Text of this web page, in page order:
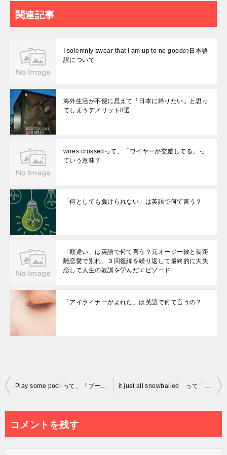
関連記事
I solemnly swear that i am up to no goodの日本語
訳について
海外生活が不便に思えて「日本に帰りたい」と思っ
てしまうデメリット8選
wires crossedって、「ワイヤーが交差してる」っ
ていう意味？
「何としても負けられない」は英語で何て言う？
「勘違い」は英語で何て言う？元オージー彼と長距
離恋愛で別れ、３回復縁を繰り返して最終的に大失
恋して人生の教訓を学んだエピソード
「アイライナーがよれた」は英語で何て言うの？
投
ナ
ビ
Play some pool って、「プールで遊ぶ」っていう意味？ it just all snowballed って「雪だるまになった」という意味？
コメントを残す